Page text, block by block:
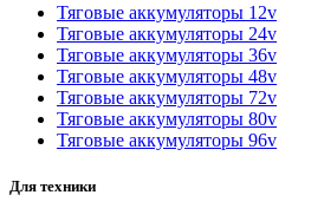
Тяговые аккумуляторы 12v
Тяговые аккумуляторы 24v
Тяговые аккумуляторы 36v
Тяговые аккумуляторы 48v
Тяговые аккумуляторы 72v
Тяговые аккумуляторы 80v
Тяговые аккумуляторы 96v
Для техники